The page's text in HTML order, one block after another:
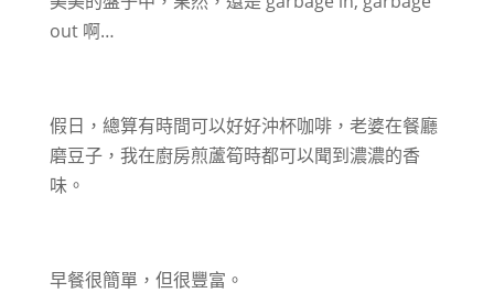
out 啊…
假日，總算有時間可以好好沖杯咖啡，老婆在餐廳
磨豆子，我在廚房煎蘆筍時都可以聞到濃濃的香
味。
早餐很簡單，但很豐富。